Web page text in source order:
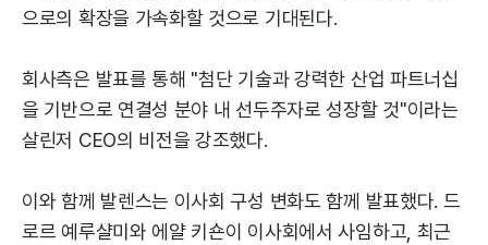
으로의 확장을 가속화할 것으로 기대된다.
회사측은 발표를 통해 "첨단 기술과 강력한 산업 파트너십
을 기반으로 연결성 분야 내 선두주자로 성장할 것"이라는
살린저 CEO의 비전을 강조했다.
이와 함께 발렌스는 이사회 구성 변화도 함께 발표했다. 드
로르 예루샬미와 에얄 키숀이 이사회에서 사임하고, 최근